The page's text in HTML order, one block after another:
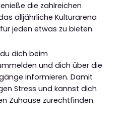
die zahlreichen
alljährliche Kulturarena
jeden etwas zu bieten.
dich beim
und dich über die
informieren. Damit
Stress und kannst dich
Zuhause zurechtfinden.